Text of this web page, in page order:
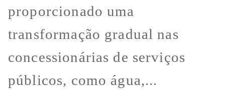
proporcionado uma
transformação gradual nas
concessionárias de serviços
públicos, como água,...